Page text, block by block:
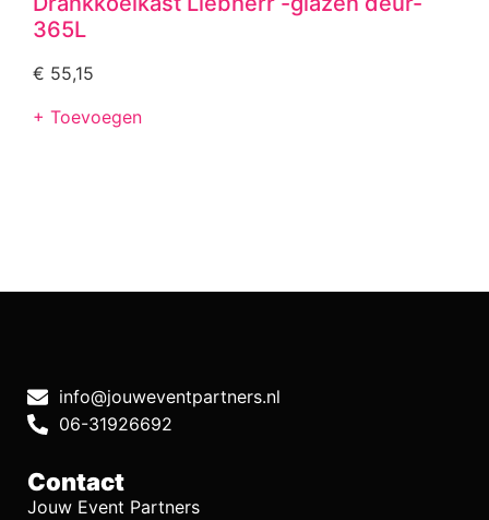
365L
€ 55,15
+ Toevoegen
info@jouweventpartners.nl
06-31926692
Contact
Jouw Event Partners